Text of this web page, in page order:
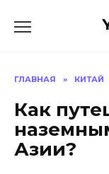
ГЛАВНАЯ » КИТАЙ
Как
Азии?